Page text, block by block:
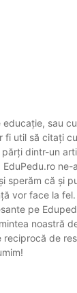
sau
fi util să citați
dintr-un
ne-
sperăm că și
vor face la
pe
noastră
reciprocă de